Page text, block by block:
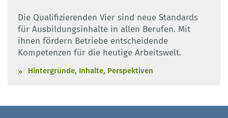
Die Qualifizierenden Vier sind neue Standards
für Ausbildungsinhalte in allen Berufen. Mit
ihnen fördern Betriebe entscheidende
Kompetenzen für die heutige Arbeitswelt.
Hintergründe, Inhalte, Perspektiven